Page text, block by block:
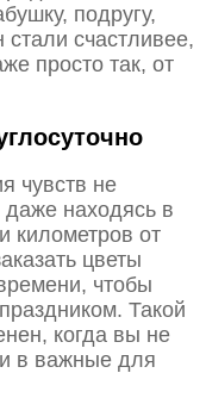
подругу,
счастливее,
просто так, от
чувств не
находясь в
километров от
цветы
чтобы
Такой
когда вы не
в важные для